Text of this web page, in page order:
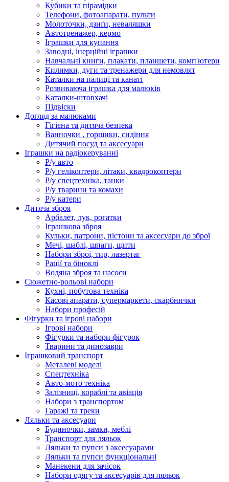
Кубики та пірамідки
Телефони, фотоапарати, пульти
Молоточки, дзиґи, неваляшки
Автотренажер, кермо
Іграшки для купання
Заводні, інерційні іграшки
Навчальні книги, плакати, планшети, комп'ютери
Килимки, дуги та тренажери для немовлят
Каталки на палиці та канаті
Розвиваюча іграшка для малюків
Каталки-штовхачі
Підвіски
Догляд за малюками
Гігієна та дитяча безпека
Ванночки , горщики, сидіння
Дитячий посуд та аксесуари
Іграшки на радіокеруванні
Р/у авто
Р/у гелікоптери, літаки, квадрокоптери
Р/у спецтехніка, танки
Р/у тварини та комахи
Р/у катери
Дитяча зброя
Арбалет, лук, рогатки
Іграшкова зброя
Кульки, патрони, пістони та аксесуари до зброї
Мечі, шаблі, шпаги, щити
Набори зброї, тир, лазертаг
Рації та біноклі
Водяна зброя та насоси
Сюжетно-рольові набори
Кухні, побутова техніка
Касові апарати, супермаркети, скарбнички
Набори професій
Фігурки та ігрові набори
Ігрові набори
Фігурки та набори фігурок
Тварини та динозаври
Іграшковий транспорт
Металеві моделі
Спецтехніка
Авто-мото техніка
Залізниці, кораблі та авіація
Набори з транспортом
Гаражі та треки
Ляльки та аксесуари
Будиночки, замки, меблі
Транспорт для ляльок
Ляльки та пупси з аксесуарами
Ляльки та пупси функціональні
Манекени для зачісок
Набори одягу та аксесуарів для ляльок